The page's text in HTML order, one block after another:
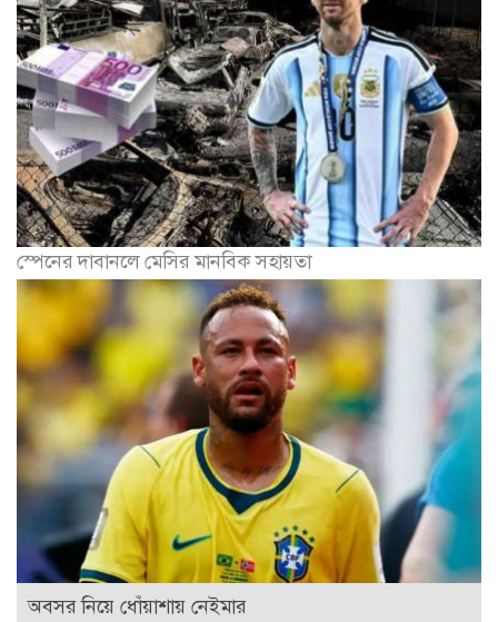
স্পেনের দাবানলে মেসির মানবিক সহায়তা
অবসর নিয়ে ধোঁয়াশায় নেইমার